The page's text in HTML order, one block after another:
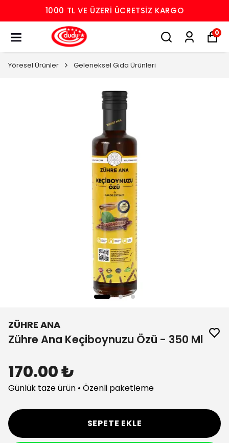
1000 TL VE ÜZERI ÜCRETSIZ KARGO
0
Yöresel Ürünler Geleneksel Gıda Ürünleri
ZÜHRE ANA
Zühre Ana Keçiboynuzu Özü - 350 Ml
170.00 ₺
Günlük taze ürün • Özenli paketleme
SEPETE EKLE